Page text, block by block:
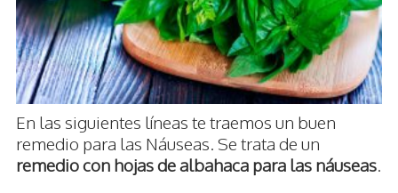
En las siguientes líneas te traemos un buen
remedio para las Náuseas. Se trata de un
remedio con hojas de albahaca para las náuseas